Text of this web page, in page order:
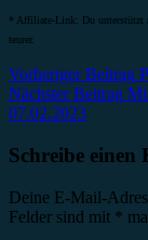
* Affiliate-Link: Du unterstützt
teurer.
Vorheriger Beitrag
Nächster Beitrag
07.02.2023
Schreibe einen
Deine E-Mail-
Felder sind mit *